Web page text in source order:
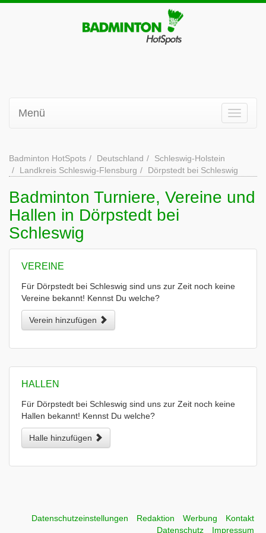
Menü
Badminton HotSpots Deutschland
Schleswig-Holstein
Landkreis Schleswig-Flensburg
Dörpstedt bei Schleswig
Badminton Turniere, Vereine und
Hallen in Dörpstedt bei
Schleswig
VEREINE
Für Dörpstedt bei Schleswig sind uns zur Zeit noch keine
Vereine bekannt! Kennst Du welche?
Verein hinzufügen
HALLEN
Für Dörpstedt bei Schleswig sind uns zur Zeit noch keine
Hallen bekannt! Kennst Du welche?
Halle hinzufügen
Datenschutzeinstellungen Redaktion Werbung
Kontakt
Datenschutz
Impressum